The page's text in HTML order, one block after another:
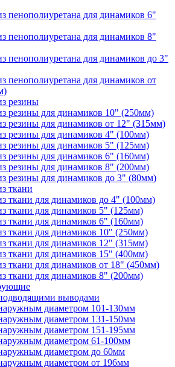
пенополиуретана для динамиков 6"
пенополиуретана для динамиков 8"
пенополиуретана для динамиков до 3"
пенополиуретана для динамиков от
резины
резины для динамиков 10" (250мм)
резины для динамиков от 12" (315мм)
резины для динамиков 4" (100мм)
резины для динамиков 5" (125мм)
резины для динамиков 6" (160мм)
резины для динамиков 8" (200мм)
резины для динамиков до 3" (80мм)
ткани
ткани для динамиков до 4" (100мм)
ткани для динамиков 5" (125мм)
ткани для динамиков 6" (160мм)
ткани для динамиков 10" (250мм)
ткани для динамиков 12" (315мм)
ткани для динамиков 15" (400мм)
ткани для динамиков от 18" (450мм)
ткани для динамиков 8" (200мм)
выводами
диаметром 101-130мм
диаметром 131-150мм
диаметром 151-195мм
диаметром 61-100мм
диаметром до 60мм
диаметром от 196мм